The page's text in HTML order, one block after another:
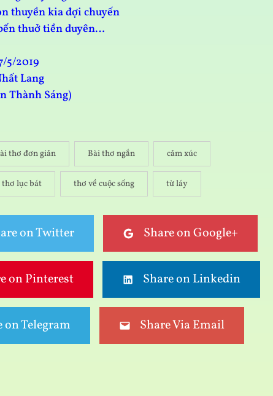
thuyền kia đợi chuyến
thuở tiền duyên…
5/2019
Lang
Thành Sáng)
thơ đơn giản Bài thơ ngắn cảm xúc
thơ lục bát thơ về cuộc sống từ láy
on Twitter Share on Google+
on Pinterest Share on Linkedin
on Telegram Share Via Email